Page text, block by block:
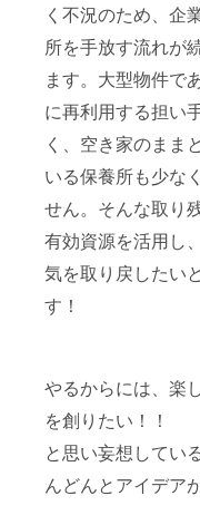
く不況のため、企
所を手放す流れが
ます。大型物件で
に再利用する担い
く、空き家のまま
いる保養所も少な
せん。そんな取り
有効資源を活用し
気を取り戻したい
す！
やるからには、楽
を創りたい！！
と思い妄想してい
んどんとアイデアが